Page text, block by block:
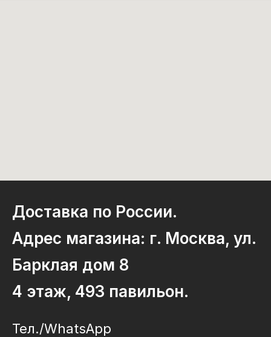
Доставка по России.
Адрес магазина: г. Москва, ул.
Барклая дом 8
4 этаж, 493 павильон.
Тел./WhatsApp